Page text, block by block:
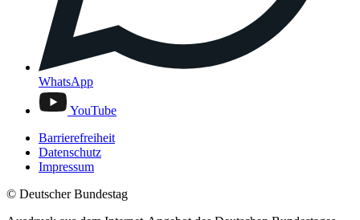
WhatsApp
YouTube
Barrierefreiheit
Datenschutz
Impressum
© Deutscher Bundestag